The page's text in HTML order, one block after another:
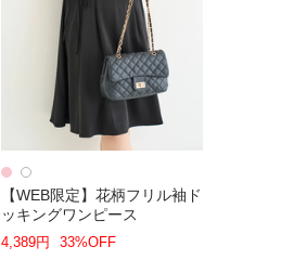
【WEB限定】花柄フリル袖ド
ッキングワンピース
4,389円 33%OFF